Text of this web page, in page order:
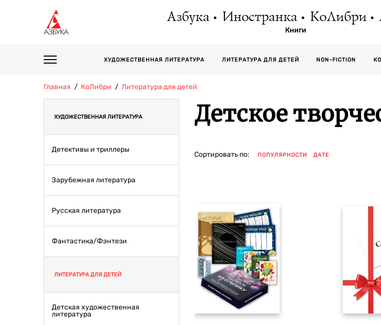
Азбука Иностранка КоЛибри
Книги
ХУДОЖЕСТВЕННАЯ ЛИТЕРАТУРА ЛИТЕРАТУРА ДЛЯ ДЕТЕЙ NON-FICTION
Главная КоЛибри Литература для детей
ХУДОЖЕСТВЕННАЯ ЛИТЕРАТУРА
Детективы и триллеры
Зарубежная литература
Русская литература
Фантастика/Фэнтези
ЛИТЕРАТУРА ДЛЯ ДЕТЕЙ
Детская художественная
литература
Детское
Сортировать по: ПОПУЛЯРНОСТИ ДАТЕ